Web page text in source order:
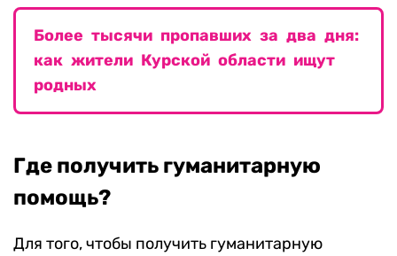
Более тысячи пропавших за два дня:
как жители Курской области ищут
родных
Где получить гуманитарную
помощь?
Для того, чтобы получить гуманитарную